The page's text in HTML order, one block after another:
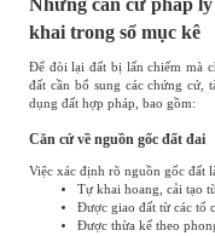
khai trong sổ mục kê
Để đòi lại đất bị lấn chiếm mà
đất cần bổ sung các chứng cứ,
dụng đất hợp pháp, bao gồm:
Căn cứ về nguồn gốc đất đai
Việc xác định rõ nguồn gốc đất
Tự khai hoang, cải tạo
Được giao đất từ các tổ
Được thừa kế theo